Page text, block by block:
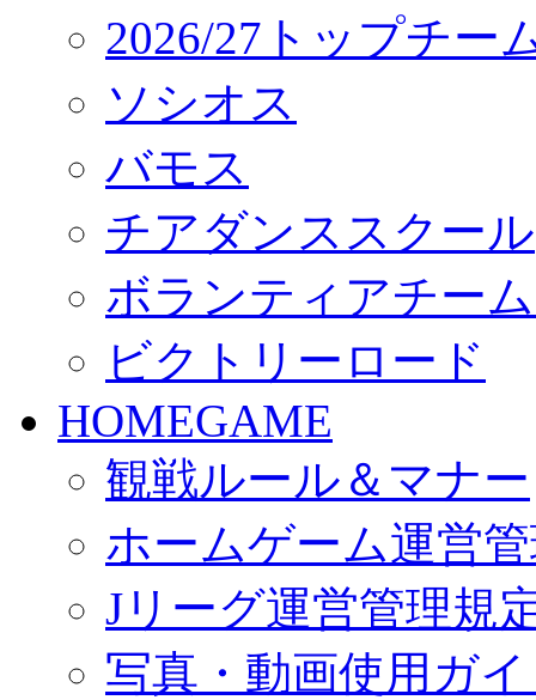
2026/27トップチー
ソシオス
バモス
チアダンススクール
ボランティアチー
ビクトリーロード
HOMEGAME
観戦ルール＆マナー
ホームゲーム運営
Jリーグ運営管理規
写真・動画使用ガ